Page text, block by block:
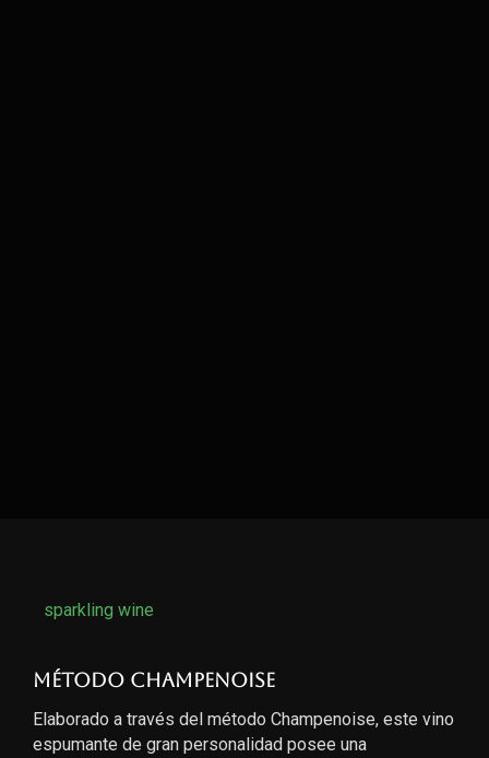
sparkling wine
Método Champenoise
Elaborado a través del método Champenoise, este vino
espumante de gran personalidad posee una